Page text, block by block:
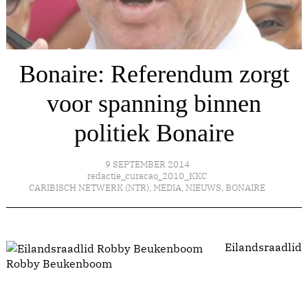
Bonaire: Referendum zorgt
voor spanning binnen
politiek Bonaire
9 SEPTEMBER 2014
redactie_curacao_2010_KKC
CARIBISCH NETWERK (NTR), MEDIA, NIEUWS, BONAIRE
Eilandsraadlid
Robby Beukenboom